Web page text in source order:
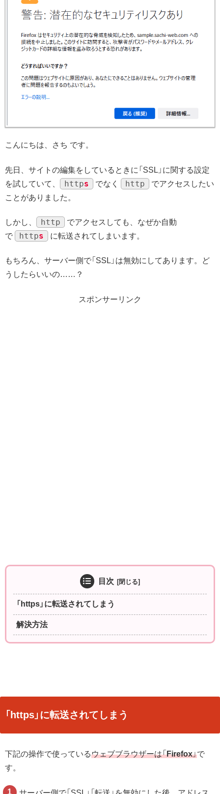
こんにちは、さち です。
先日、サイトの編集をしているときに「SSL」に関する設定
を試していて、
https でなく http
でアクセスしたい
ことがありました。
しかし、 http
でアクセスしても、なぜか自動
で
https に転送されてしまいます。
もちろん、サーバー側で「SSL」は無効にしてあります。ど
うしたらいいの……？
スポンサーリンク
目次
「https」に転送されてしまう
解決方法
「https」に転送されてしまう
下記の操作で使っているウェブブラウザーは「Firefox」で
す。